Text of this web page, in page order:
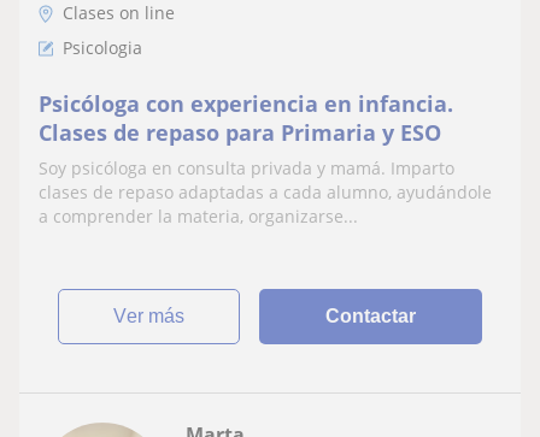
Clases on line
Psicologia
Psicóloga con experiencia en infancia.
Clases de repaso para Primaria y ESO
Soy psicóloga en consulta privada y mamá. Imparto
clases de repaso adaptadas a cada alumno, ayudándole
a comprender la materia, organizarse...
ver más Contactar